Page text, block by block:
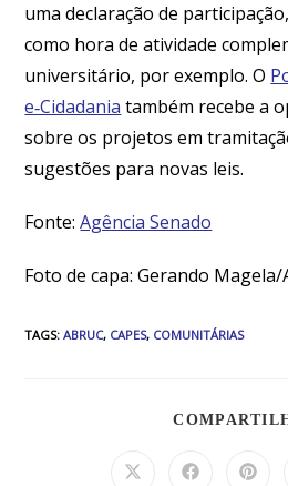
uma declaração de
como hora de atividade
universitário, por exemplo. O
e‑Cidadania também recebe a
sobre os projetos em
sugestões para novas leis.
Fonte:Agência Senado
Foto de capa: Gerando Magela/
TAGS:ABRUC, CAPES, COMUNITÁRIAS